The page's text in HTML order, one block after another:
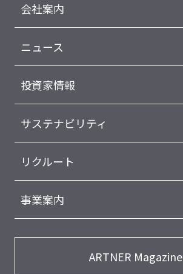
会社案内
ニュース
投資家情報
サステナビリティ
リクルート
事業案内
ARTNER Magazine